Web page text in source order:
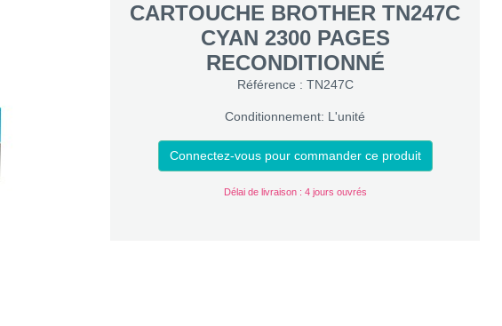
CARTOUCHE BROTHER TN247C
CYAN 2300 PAGES
RECONDITIONNÉ
Référence : TN247C
Conditionnement: L'unité
Connectez-vous pour commander ce produit
Délai de livraison : 4 jours ouvrés